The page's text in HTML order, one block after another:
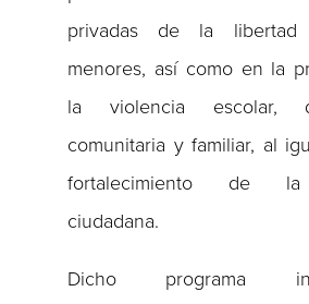
privadas de la
menores, así como en la
la violencia escolar,
comunitaria y familiar, al
fortalecimiento de la
ciudadana.
Dicho programa